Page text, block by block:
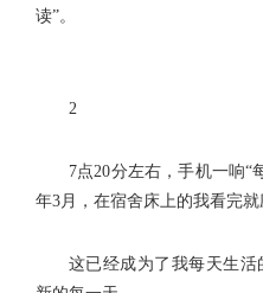
读”。
2
7点20分左右，手机一响“
年3月，在宿舍床上的我看完就
这已经成为了我每天生活